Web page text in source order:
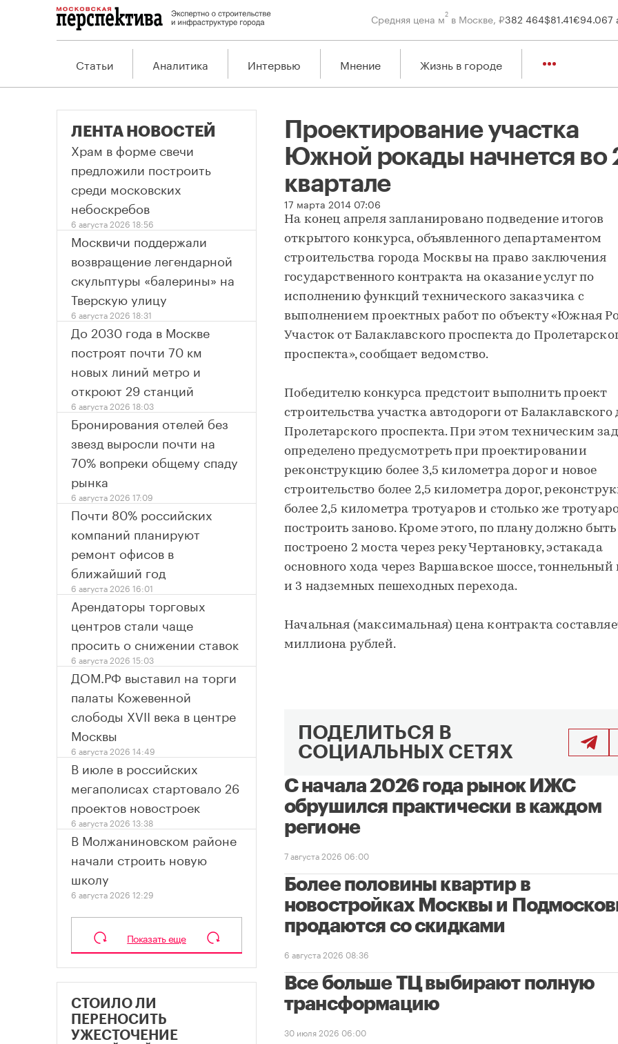
Средняя цена м2 в Москве, ₽382 464$81.41€94.067
Статьи Аналитика Интервью Мнение Жизнь в городе
Проектирование участка
Южной рокады начнется во
квартале
17 марта 2014 07:06
Проектирование участка Южной рокады начнется во 2-м
На конец апреля запланировано подведение итогов
открытого конкурса, объявленного департаментом
строительства города Москвы на право заключения
государственного контракта на оказание услуг по
исполнению функций технического заказчика с
выполнением проектных работ по объекту «Южная
Участок от Балаклавского проспекта до
проспекта», сообщает ведомство.
Победителю конкурса предстоит выполнить проект
строительства участка автодороги от Балаклавского
Пролетарского проспекта. При этом техническим
определено предусмотреть при проектировании
реконструкцию более 3,5 километра дорог и новое
строительство более 2,5 километра дорог,
более 2,5 километра тротуаров и столько же
построить заново. Кроме этого, по плану должно быть
построено 2 моста через реку Чертановку, эстакада
основного хода через Варшавское шоссе, тоннельный
и 3 надземных пешеходных перехода.
Начальная (максимальная) цена контракта
миллиона рублей.
ПОДЕЛИТЬСЯ В
СОЦИАЛЬНЫХ СЕТЯХ
С начала 2026 года рынок ИЖС
обрушился практически в каждом
регионе
7 августа 2026 06:00
Более половины квартир в
новостройках Москвы и
продаются со скидками
6 августа 2026 08:36
Все больше ТЦ выбирают полную
трансформацию
30 июля 2026 06:00
ЛЕНТА НОВОСТЕЙ
Храм в форме свечи
предложили построить
среди московских
небоскребов
6 августа 2026 18:56
Москвичи поддержали
возвращение легендарной
скульптуры «балерины» на
Тверскую улицу
6 августа 2026 18:31
До 2030 года в Москве
построят почти 70 км
новых линий метро и
откроют 29 станций
6 августа 2026 18:03
Бронирования отелей без
звезд выросли почти на
70% вопреки общему спаду
рынка
6 августа 2026 17:09
Почти 80% российских
компаний планируют
ремонт офисов в
ближайший год
6 августа 2026 16:01
Арендаторы торговых
центров стали чаще
просить о снижении ставок
6 августа 2026 15:03
ДОМ.РФ выставил на торги
палаты Кожевенной
слободы XVII века в центре
Москвы
6 августа 2026 14:49
В июле в российских
мегаполисах стартовало 26
проектов новостроек
6 августа 2026 13:38
В Молжаниновском районе
начали строить новую
школу
6 августа 2026 12:29
Показать еще
СТОИЛО ЛИ
ПЕРЕНОСИТЬ
УЖЕСТОЧЕНИЕ